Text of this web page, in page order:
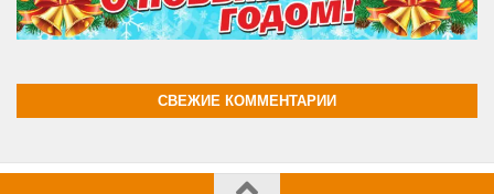
СВЕЖИЕ КОММЕНТАРИИ